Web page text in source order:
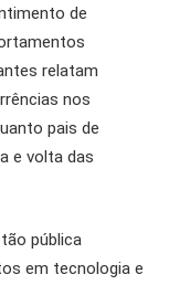
de
relatam
nos
pais de
e volta das
pública
em tecnologia e